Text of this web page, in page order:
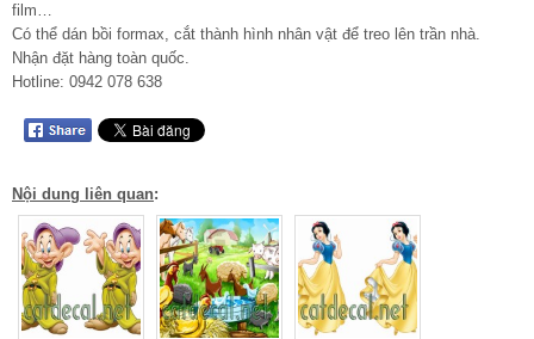
film…
Có thể dán bồi formax, cắt thành hình nhân vật để treo lên trần nhà.
Nhận đặt hàng toàn quốc.
Hotline: 0942 078 638
Nội dung liên quan: